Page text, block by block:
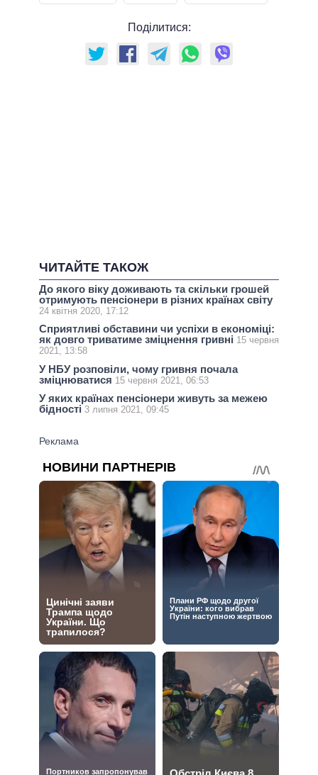
Поділитися:
ЧИТАЙТЕ ТАКОЖ
До якого віку доживають та скільки грошей
отримують пенсіонери в різних країнах світу
24 квітня 2020, 17:12
Сприятливі обставини чи успіхи в економіці:
як довго триватиме зміцнення гривні 15 червня
2021, 13:58
У НБУ розповіли, чому гривня почала
зміцнюватися 15 червня 2021, 06:53
У яких країнах пенсіонери живуть за межею
бідності 3 липня 2021, 09:45